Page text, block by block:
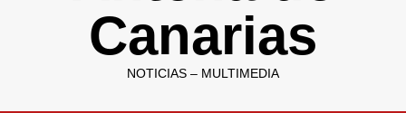
Canarias
NOTICIAS – MULTIMEDIA